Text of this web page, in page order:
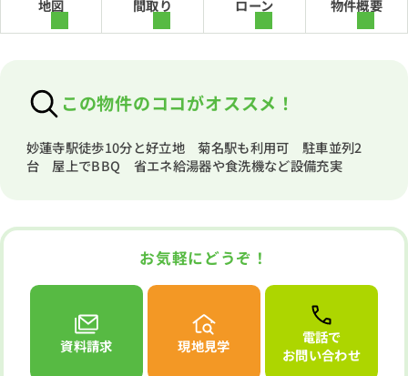
地図 間取り ローン 物件概要
この物件のココがオススメ！
妙蓮寺駅徒歩10分と好立地 菊名駅も利用可 駐車並列2
台 屋上でBBQ 省エネ給湯器や食洗機など設備充実
お気軽にどうぞ！
資料請求 現地見学
電話で
お問い合わせ